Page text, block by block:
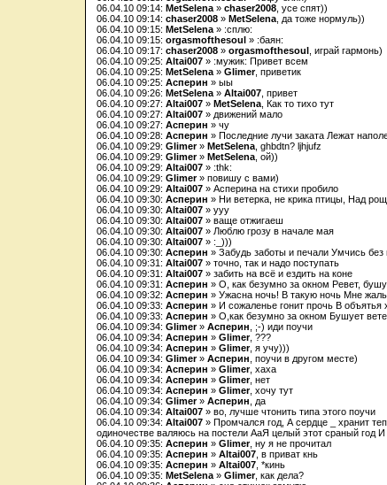
06.04.10 09:14: MetSelena » chaser2008 , усе спят))
06.04.10 09:14: chaser2008 » MetSelena , да тоже нормуль))
06.04.10 09:15: MetSelena » :сплю:
06.04.10 09:15: orgasmofthesoul » :баян:
06.04.10 09:17: chaser2008 » orgasmofthesoul
, играй гармонь)
06.04.10 09:25: Altai007 » :мужик: Привет всем
06.04.10 09:25: MetSelena » Glimer, приветик
06.04.10 09:25: Асперин » ыы
06.04.10 09:26: MetSelena » Altai007 , привет
06.04.10 09:27: Altai007 » MetSelena , Как то тихо тут
06.04.10 09:27: Altai007 » движений мало
06.04.10 09:27: Асперин » чу
06.04.10 09:28: Асперин » Последние лучи заката Лежат
06.04.10 09:29: Glimer» MetSelena , ghbdtn? ljhjufz
06.04.10 09:29: Glimer» MetSelena , ой))
06.04.10 09:29: Altai007 » :thk:
06.04.10 09:29: Glimer» повишу с вами)
06.04.10 09:29: Altai007 » Асперина на стихи пробило
06.04.10 09:30: Асперин » Ни ветерка, не крика птицы, Над
06.04.10 09:30: Altai007 » ууу
06.04.10 09:30: Altai007 » ваще отжигаеш
06.04.10 09:30: Altai007 » Люблю грозу в начале мая
06.04.10 09:30: Altai007 » :_)))
06.04.10 09:30: Асперин » Забудь заботы и печали Умчись
06.04.10 09:31: Altai007 » точно, так и надо поступать
06.04.10 09:31: Altai007 » забить на всё и ездить на коне
06.04.10 09:31: Асперин » О, как безумно за окном Ревет,
06.04.10 09:32: Асперин » Ужасна ночь! В такую ночь Мне
06.04.10 09:33: Асперин » И сожаленье гонит прочь В объятья
06.04.10 09:33: Асперин » О,как безумно за окном Бушует
06.04.10 09:34: Glimer» Асперин , ;-) иди поучи
06.04.10 09:34: Асперин » Glimer, ???
06.04.10 09:34: Асперин » Glimer, я учу)))
06.04.10 09:34: Glimer» Асперин , поучи в другом месте)
06.04.10 09:34: Асперин » Glimer, хаха
06.04.10 09:34: Асперин » Glimer, нет
06.04.10 09:34: Асперин » Glimer, хочу тут
06.04.10 09:34: Glimer» Асперин , да
06.04.10 09:34: Altai007 » во, лучше чтонить типа этого поучи
06.04.10 09:34: Altai007 » Промчался год, А сердце _ хранит
одиночестве валяюсь на постели AaЯ целый этот сраный год И
06.04.10 09:35: Асперин » Glimer, ну я не прочитал
06.04.10 09:35: Асперин » Altai007 , в приват кнь
06.04.10 09:35: Асперин » Altai007 , *кинь
06.04.10 09:35: MetSelena » Glimer, как дела?